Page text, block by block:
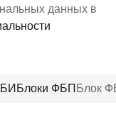
данных в
Блоки ФБП Блок